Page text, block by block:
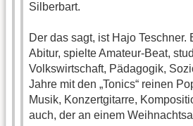
Silberbart.
Der das sagt, ist Hajo Teschner.
Abitur, spielte Amateur-Beat,
Volkswirtschaft, Pädagogik,
Jahre mit den „Tonics“ reinen
Musik, Konzertgitarre,
auch, der an einem